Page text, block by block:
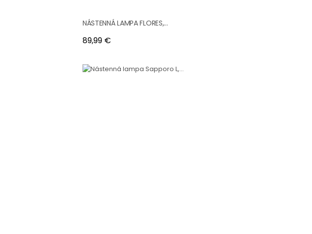
NÁSTENNÁ LAMPA FLORES,...
Cena
89,99 €